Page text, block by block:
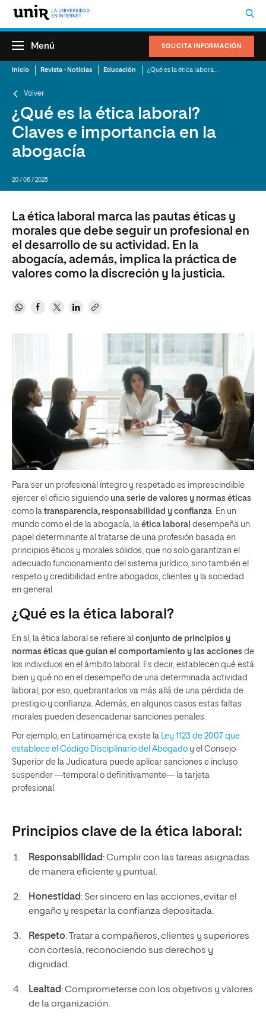
SOLICITA INFORMACIÓN
Menú
Inicio Revista - Noticias Educación
Volver
¿Qué es la ética laboral?
Claves e importancia en la
abogacía
20 / 06 / 2025
La ética laboral marca las pautas éticas y
morales que debe seguir un profesional en
el desarrollo de su actividad. En la
abogacía, además, implica la práctica de
valores como la discreción y la justicia.
Para ser un profesional íntegro y respetado es imprescindible
ejercer el oficio siguiendo una serie de valores y normas éticas
como la transparencia, responsabilidad y confianza . En un
mundo como el de la abogacía, la ética laboral desempeña un
papel determinante al tratarse de una profesión basada en
principios éticos y morales sólidos, que no solo garantizan el
adecuado funcionamiento del sistema jurídico, sino también el
respeto y credibilidad entre abogados, clientes y la sociedad
en general.
¿Qué es la ética laboral?
En sí, la ética laboral se refiere al conjunto de principios y
normas éticas que guían el comportamiento y las acciones de
los individuos en el ámbito laboral. Es decir, establecen qué está
bien y qué no en el desempeño de una determinada actividad
laboral; por eso, quebrantarlos va más allá de una pérdida de
prestigio y confianza. Además, en algunos casos estas faltas
morales pueden desencadenar sanciones penales.
Por ejemplo, en Latinoamérica existe la
Ley 1123 de 2007 que
establece el Código Disciplinario del Abogado y el Consejo
Superior de la Judicatura puede aplicar sanciones e incluso
suspender —temporal o definitivamente— la tarjeta
profesional.
Principios clave de la ética laboral:
Responsabilidad: Cumplir con las tareas asignadas
de manera eficiente y puntual.
Honestidad: Ser sincero en las acciones, evitar el
engaño y respetar la confianza depositada.
Respeto: Tratar a compañeros, clientes y superiores
con cortesía, reconociendo sus derechos y
dignidad.
Lealtad: Comprometerse con los objetivos y valores
de la organización.